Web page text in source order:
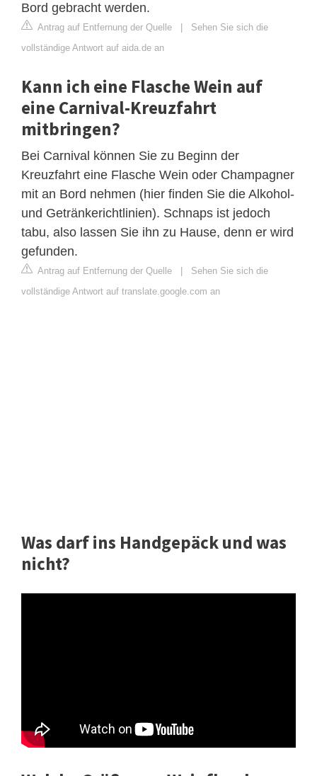
Bord gebracht werden.
Antrag auf Entfernung der Quelle
Sehen Sie sich die
vollständige Antwort auf aida.de an
Kann ich eine Flasche Wein auf
eine Carnival-Kreuzfahrt
mitbringen?
Bei Carnival können Sie zu Beginn der
Kreuzfahrt eine Flasche Wein oder Champagner
mit an Bord nehmen (hier finden Sie die Alkohol-
und Getränkerichtlinien). Schnaps ist jedoch
tabu, also lassen Sie ihn zu Hause, denn er wird
gefunden.
Antrag auf Entfernung der Quelle
Sehen Sie sich die
vollständige Antwort auf translate.google.com an
Was darf ins Handgepäck und was
nicht?